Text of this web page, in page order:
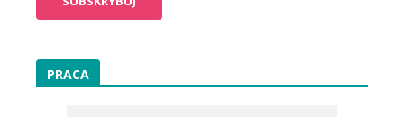
PRACA